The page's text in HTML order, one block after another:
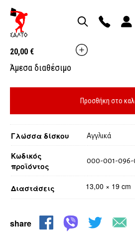
THE BEST OF ADCC
20,00 €
Άμεσα διαθέσιμο
Προσθήκη στο
Διαστάσεις 13,00 × 19 cm
Γλώσσα δίσκου Αγγλικά
Κωδικός
προϊόντος
000-001-096-
share